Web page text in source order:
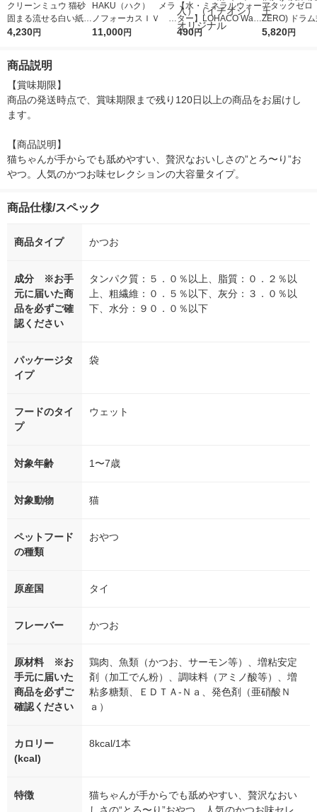
クリーンミュウ 猫砂
固まる流せる白い紙製
の砂 大容量 12.5L 4袋
4,230円
HAKU（ハク） メラ
ノフォーカスＩＶ 4
5ｇ 資生堂 おまけ
11,000円
【水・ミネラルウォー
ター】LOHACO Wate
r（ロハコウォータ
490円
アタックゼロ
ZERO) ドラ
詰め替え メガ
5,820円
商品説明
【賞味期限】
商品の発送時点で、賞味期限まで残り120日以上の商品をお届けし
ます。
【商品説明】
猫ちゃんが手からでも舐めやすい、贅沢なおいしさの”とろ〜り”お
やつ。人気のかつお味セレクションの大容量タイプ。
商品仕様/スペック
商品タイプ かつお
成分 ※お手
元に届いた商
品を必ずご確
認ください
タンパク質：５．０％以上、脂質：０．２％以
上、粗繊維：０．５％以下、灰分：３．０％以
下、水分：９０．０％以下
パッケージタ
イプ
袋
フードのタイ
プ
ウェット
対象年齢 1〜7歳
対象動物 猫
ペットフード
の種類
おやつ
原産国 タイ
フレーバー かつお
原材料 ※お
手元に届いた
商品を必ずご
確認ください
鶏肉、魚類（かつお、サーモン等）、増粘安定
剤（加工でん粉）、調味料（アミノ酸等）、増
粘多糖類、ＥＤＴＡ-Ｎａ、発色剤（亜硝酸Ｎ
ａ）
カロリー
(kcal)
8kcal/1本
特徴
猫ちゃんが手からでも舐めやすい、贅沢なおい